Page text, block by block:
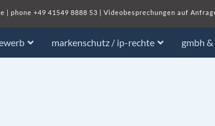
| phone +49 41549 8888 53 | Videobesprechungen auf
markenschutz / ip-rechte gmbh